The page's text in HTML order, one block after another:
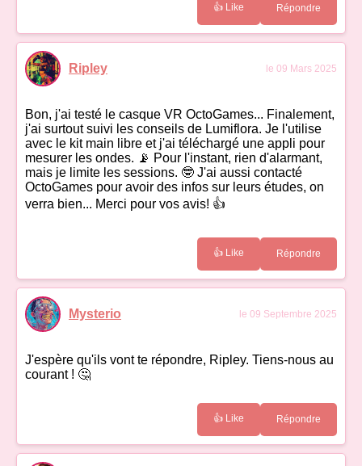
👍 Like Répondre
Ripley le 09 Mars 2025
Bon, j'ai testé le casque VR OctoGames... Finalement,
j'ai surtout suivi les conseils de Lumiflora. Je l'utilise
avec le kit main libre et j'ai téléchargé une appli pour
mesurer les ondes. 📡 Pour l'instant, rien d'alarmant,
mais je limite les sessions. 🤓 J'ai aussi contacté
OctoGames pour avoir des infos sur leurs études, on
verra bien... Merci pour vos avis! 👍
👍 Like Répondre
Mysterio le 09 Septembre 2025
J'espère qu'ils vont te répondre, Ripley. Tiens-nous au
courant ! 🤔
👍 Like Répondre